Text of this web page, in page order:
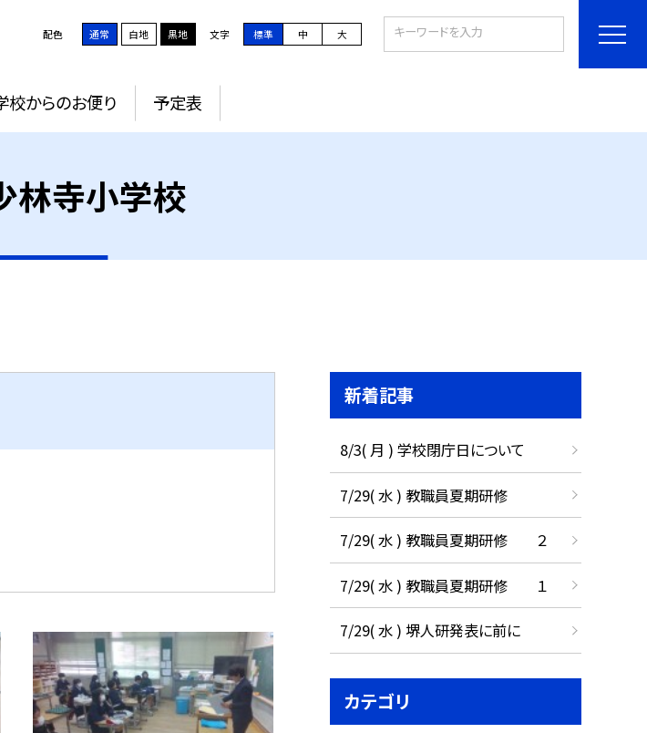
配色 通常 白地 黒地 文字 標準 中 大
校からのお便り 予定表
林寺小学校
新着記事
8/3( 月 ) 学校閉庁日について
7/29( 水 ) 教職員夏期研修
7/29( 水 ) 教職員夏期研修 ２
7/29( 水 ) 教職員夏期研修 １
7/29( 水 ) 堺人研発表に前に
カテゴリ